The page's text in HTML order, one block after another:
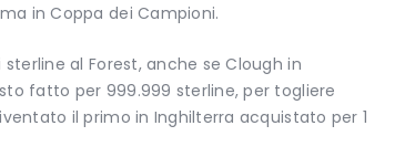
in Coppa dei Campioni.
al Forest, anche se Clough in
fatto per 999.999 sterline, per togliere
il primo in Inghilterra acquistato per 1